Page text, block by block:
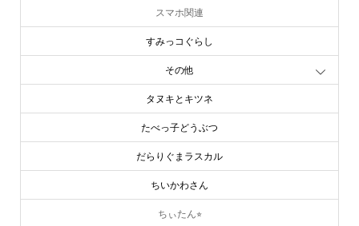
スマホ関連
すみっコぐらし
その他
タヌキとキツネ
たべっ子どうぶつ
だらりぐまラスカル
ちいかわさん
ちぃたん⭐︎